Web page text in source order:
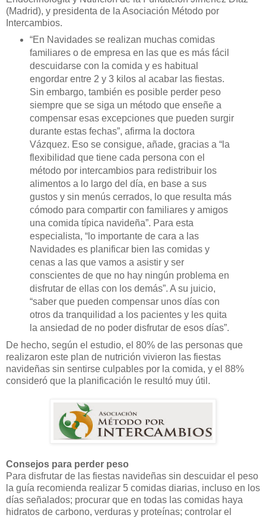
(Madrid), y presidenta de la Asociación Método por
Intercambios.
“En Navidades se realizan muchas comidas
familiares o de empresa en las que es más fácil
descuidarse con la comida y es habitual
engordar entre 2 y 3 kilos al acabar las fiestas.
Sin embargo, también es posible perder peso
siempre que se siga un método que enseñe a
compensar esas excepciones que pueden surgir
durante estas fechas”, afirma la doctora
Vázquez. Eso se consigue, añade, gracias a “la
flexibilidad que tiene cada persona con el
método por intercambios para redistribuir los
alimentos a lo largo del día, en base a sus
gustos y sin menús cerrados, lo que resulta más
cómodo para compartir con familiares y amigos
una comida típica navideña”. Para esta
especialista, “lo importante de cara a las
Navidades es planificar bien las comidas y
cenas a las que vamos a asistir y ser
conscientes de que no hay ningún problema en
disfrutar de ellas con los demás”. A su juicio,
“saber que pueden compensar unos días con
otros da tranquilidad a los pacientes y les quita
la ansiedad de no poder disfrutar de esos días”.
De hecho, según el estudio, el 80% de las personas que
realizaron este plan de nutrición vivieron las fiestas
navideñas sin sentirse culpables por la comida, y el 88%
consideró que la planificación le resultó muy útil.
Consejos para perder peso
Para disfrutar de las fiestas navideñas sin descuidar el peso
la guía recomienda realizar 5 comidas diarias, incluso en los
días señalados; procurar que en todas las comidas haya
hidratos de carbono, verduras y proteínas; controlar el